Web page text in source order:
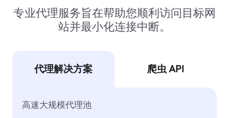
专业代理服务旨在帮助您顺利访问目标网
站并最小化连接中断。
代理解决方案 爬虫 API
高速大规模代理池